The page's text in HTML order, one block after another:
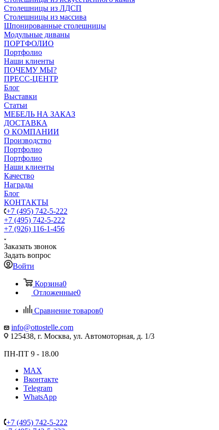
Столешницы из ЛДСП
Столешницы из массива
Шпонированные столешницы
Модульные диваны
ПОРТФОЛИО
Портфолио
Наши клиенты
ПОЧЕМУ МЫ?
ПРЕСС-ЦЕНТР
Блог
Выставки
Статьи
МЕБЕЛЬ НА ЗАКАЗ
ДОСТАВКА
О КОМПАНИИ
Производство
Портфолио
Портфолио
Наши клиенты
Качество
Награды
Блог
КОНТАКТЫ
+7 (495) 742-5-222
+7 (495) 742-5-222
+7 (926) 116-1-456
Заказать звонок
Задать вопрос
Войти
Корзина0
Отложенные0
Сравнение товаров0
info@ottostelle.com
125438, г. Москва, ул. Автомоторная, д. 1/3
ПН-ПТ 9 - 18.00
MAX
Вконтакте
Telegram
WhatsApp
+7 (495) 742-5-222